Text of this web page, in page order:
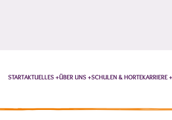
STARTAKTUELLES ÜBER UNS SCHULEN & HORTEKARRIERE